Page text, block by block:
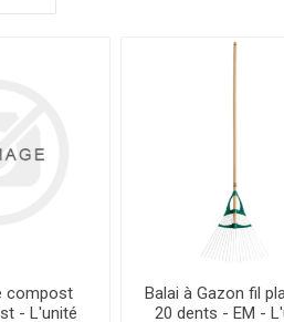
compost
- L'unité
Balai à Gazon fil
20 dents - EM -